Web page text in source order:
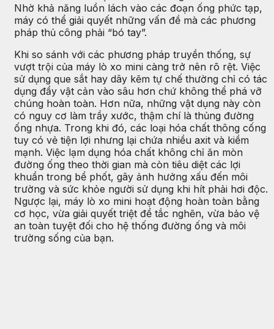
Nhờ khả năng luồn lách vào các đoạn ống phức tạp,
máy có thể giải quyết những vấn đề mà các phương
pháp thủ công phải “bó tay”.
Khi so sánh với các phương pháp truyền thống, sự
vượt trội của máy lò xo mini càng trở nên rõ rệt. Việc
sử dụng que sắt hay dây kẽm tự chế thường chỉ có tác
dụng đẩy vật cản vào sâu hơn chứ không thể phá vỡ
chúng hoàn toàn. Hơn nữa, những vật dụng này còn
có nguy cơ làm trầy xước, thậm chí là thủng đường
ống nhựa. Trong khi đó, các loại hóa chất thông cống
tuy có vẻ tiện lợi nhưng lại chứa nhiều axit và kiềm
mạnh. Việc lạm dụng hóa chất không chỉ ăn mòn
đường ống theo thời gian mà còn tiêu diệt các lợi
khuẩn trong bể phốt, gây ảnh hưởng xấu đến môi
trường và sức khỏe người sử dụng khi hít phải hơi độc.
Ngược lại, máy lò xo mini hoạt động hoàn toàn bằng
cơ học, vừa giải quyết triệt để tắc nghẽn, vừa bảo vệ
an toàn tuyệt đối cho hệ thống đường ống và môi
trường sống của bạn.